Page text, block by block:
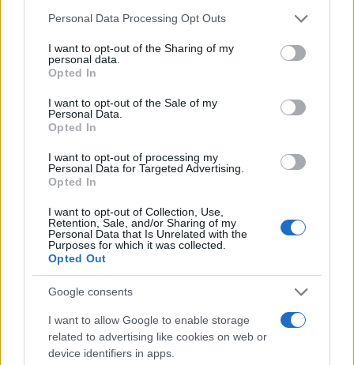
Please note that this website/app uses one or more Google
not limited to your visit or usage behaviour. You may click to
grant or deny consent to Google and its third-party tags to
use your data for below specified purposes in below Google
consent section.
Personal Data Processing Opt Outs
I want to opt-out of the Sharing of my
personal data.
Opted In
I want to opt-out of the Sale of my
Personal Data.
Opted In
I want to opt-out of processing my
Personal Data for Targeted Advertising.
Opted In
I want to opt-out of Collection, Use,
Retention, Sale, and/or Sharing of my
Personal Data that Is Unrelated with the
Purposes for which it was collected.
Opted Out
Google consents
I want to allow Google to enable storage
related to advertising like cookies on web or
device identifiers in apps.
Σχόλια
Σχολίασε εδώ
2000 /2000
Υποβολή σχολίου
Όροι Χρήσης . Το site προστατεύεται από reCAPTCHA, ισχύουν